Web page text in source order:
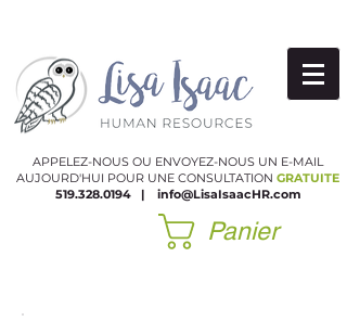
APPELEZ-NOUS OU ENVOYEZ-NOUS UN E-MAIL
AUJOURD'HUI POUR UNE CONSULTATION GRATUITE
519.328.0194
|​ info@LisaIsaacHR.com
Panier